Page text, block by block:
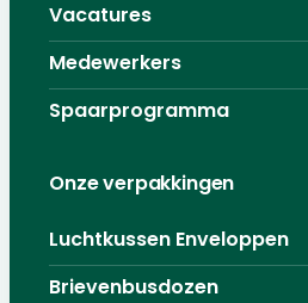
Vacatures
Medewerkers
Spaarprogramma
Onze verpakkingen
Luchtkussen Enveloppen
Brievenbusdozen